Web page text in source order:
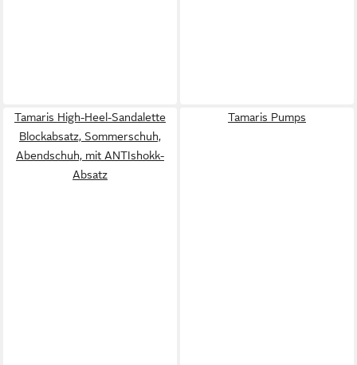
Tamaris High-Heel-Sandalette
Blockabsatz, Sommerschuh,
Abendschuh, mit ANTIshokk-
Absatz
Tamaris Pumps